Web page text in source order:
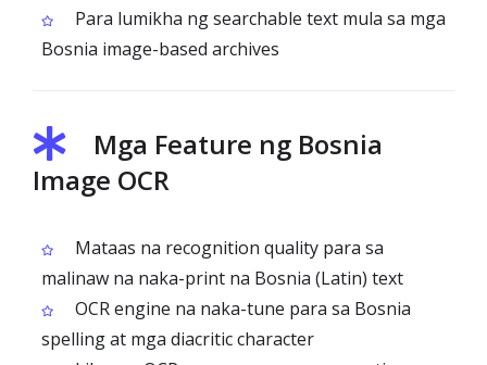
Para lumikha ng searchable text mula sa mga
Bosnia image-based archives
Mga Feature ng Bosnia
Image OCR
Mataas na recognition quality para sa
malinaw na naka-print na Bosnia (Latin) text
OCR engine na naka-tune para sa Bosnia
spelling at mga diacritic character